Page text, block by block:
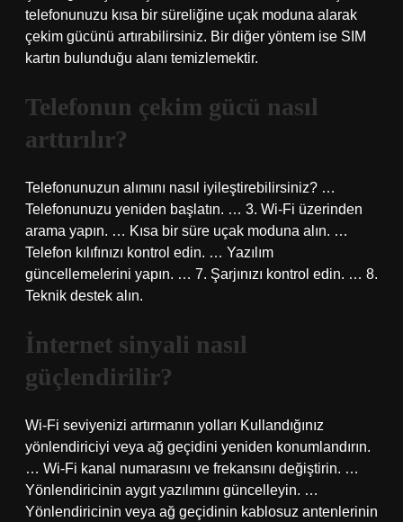
telefonunuzu kısa bir süreliğine uçak moduna alarak
çekim gücünü artırabilirsiniz. Bir diğer yöntem ise SIM
kartın bulunduğu alanı temizlemektir.
Telefonun çekim gücü nasıl
arttırılır?
Telefonunuzun alımını nasıl iyileştirebilirsiniz? …
Telefonunuzu yeniden başlatın. … 3. Wi-Fi üzerinden
arama yapın. … Kısa bir süre uçak moduna alın. …
Telefon kılıfınızı kontrol edin. … Yazılım
güncellemelerini yapın. … 7. Şarjınızı kontrol edin. … 8.
Teknik destek alın.
İnternet sinyali nasıl
güçlendirilir?
Wi-Fi seviyenizi artırmanın yolları Kullandığınız
yönlendiriciyi veya ağ geçidini yeniden konumlandırın.
… Wi-Fi kanal numarasını ve frekansını değiştirin. …
Yönlendiricinin aygıt yazılımını güncelleyin. …
Yönlendiricinin veya ağ geçidinin kablosuz antenlerinin